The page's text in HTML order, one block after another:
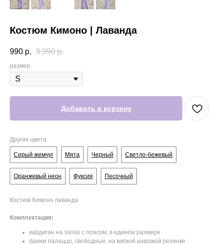
Костюм Кимоно | Лаванда
990 р. 3 990 р.
размер
Добавить в корзину
Другие цвета:
Серый жемчуг Мята Черный Светло-бежевый
Оранжевый неон Фуксия Песочный
Костюм Кимоно лаванда
Комплектация:
кардиган на запах с поясом, в едином размере
брюки палаццо, свободные, на мягкой широкой резинке